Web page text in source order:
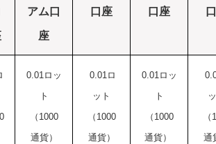
アム口
座
口座 口座
0.01ロッ
ト
（1000
通貨）
0.01ロ
ット
（1000
通貨）
0.01ロッ
ト
（1000
通貨）
通